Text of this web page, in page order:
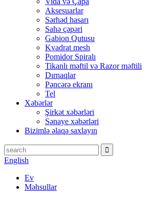
Aksesuarlar
Sərhəd hasarı
Sahə çəpəri
Gabion Qutusu
Kvadrat mesh
Pomidor Spiralı
Tikanlı məftil və Razor məftili
Dırnaqlar
Pəncərə ekranı
Tel
Xəbərlər
Şirkət xəbərləri
Sənaye xəbərləri
Bizimlə əlaqə saxlayın
English
Ev
Məhsullar